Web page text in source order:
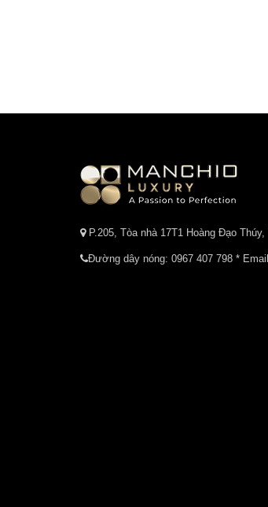
P.205, Tòa nhà 17T1 Hoàng Đạo Thúy,
Đường dây nóng: 0967 407 798 *